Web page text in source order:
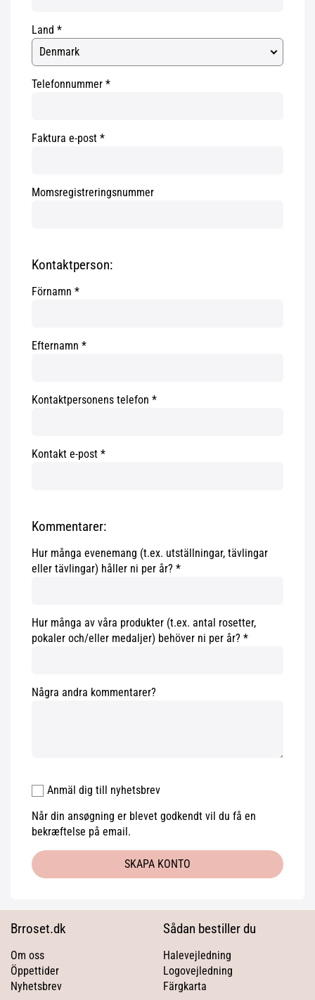
Land
Denmark
Telefonnummer
Faktura e-post
Momsregistreringsnummer
Kontaktperson:
Förnamn
Efternamn
Kontaktpersonens telefon
Kontakt e-post
Kommentarer:
Hur många evenemang (t.ex. utställningar, tävlingar
eller tävlingar) håller ni per år?
Hur många av våra produkter (t.ex. antal rosetter,
pokaler och/eller medaljer) behöver ni per år?
Några andra kommentarer?
Anmäl dig till nyhetsbrev
Når din ansøgning er blevet godkendt vil du få en
bekræftelse på email.
SKAPA KONTO
Brroset.dk
Om oss
Öppettider
Nyhetsbrev
Sådan bestiller du
Halevejledning
Logovejledning
Färgkarta